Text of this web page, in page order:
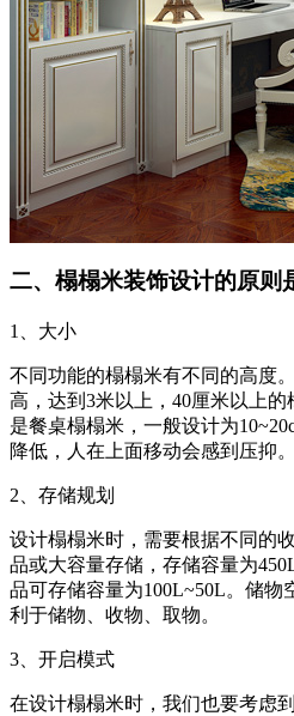
二、榻榻米装饰设计的原则
1、大小
不同功能的榻榻米有不同的高度
高，达到3米以上，40厘米以上
是餐桌榻榻米，一般设计为
降低，人在上面移动会感到压抑。
2、存储规划
设计榻榻米时，需要根据不同的
品或大容量存储，存储容量为
品可存储容量为100L~50L。储物
利于储物、收物、取物。
3、开启模式
在设计榻榻米时，我们也要考虑